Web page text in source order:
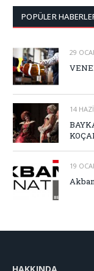
POPÜLER
29
14
19
HAKKINDA